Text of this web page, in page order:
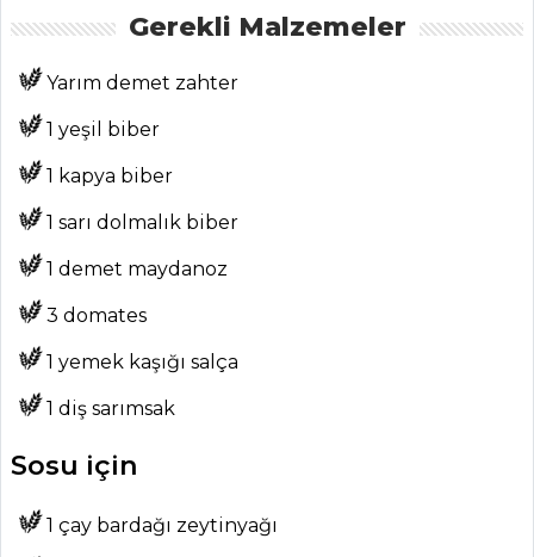
ANASAYFA
MENÜLER
Tüm
Kategoriler
MASTERCHEF
Gerekli Malzemeler
Yarım demet zahter
1 yeşil biber
1 kapya biber
1 sarı dolmalık biber
1 demet maydanoz
3 domates
1 yemek kaşığı salça
1 diş sarımsak
Sosu için
1 çay bardağı zeytinyağı